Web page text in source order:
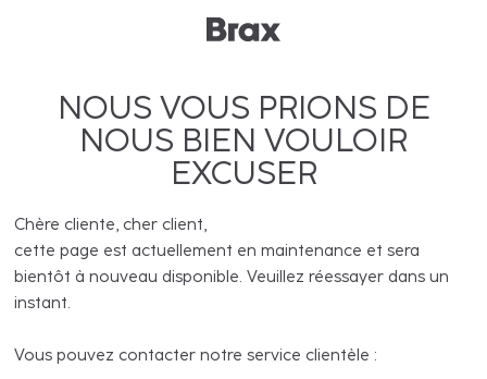
NOUS VOUS PRIONS DE
NOUS BIEN VOULOIR
EXCUSER
Chère cliente, cher client,
cette page est actuellement en maintenance et sera
bientôt à nouveau disponible. Veuillez réessayer dans un
instant.
Vous pouvez contacter notre service clientèle :